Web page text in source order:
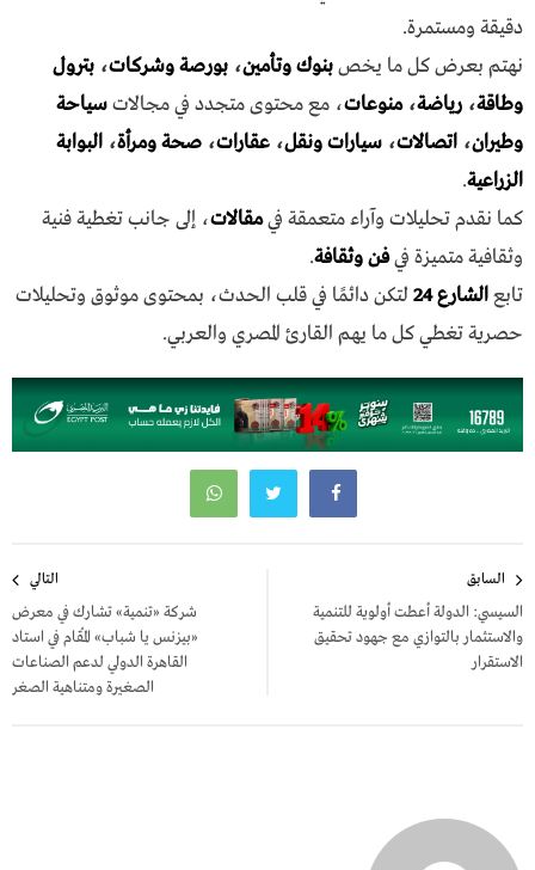
دقيقة ومستمرة.
نهتم بعرض كل ما يخصبنوك وتأمين، بورصة وشركات، بترول
وطاقة، رياضة،منوعات، مع محتوى متجدد في مجالاتسياحة
وطيران، اتصالات، سيارات ونقل، عقارات، صحة ومرأة، البوابة
الزراعية.
كما نقدم تحليلات وآراء متعمقة فيمقالات، إلى جانب تغطية فنية
وثقافية متميزة فيفن وثقافة.
تابعالشارع 24
لتكن دائمًا في قلب الحدث، بمحتوى موثوق وتحليلات
حصرية تغطي كل ما يهم القارئ المصري والعربي.
المقالات
السابق
السيسي: الدولة أعطت أولوية للتنمية
والاستثمار بالتوازي مع جهود تحقيق
الاستقرار
التالي
شركة «تنمية» تشارك في معرض
«بيزنس يا شباب» المُقام في استاد
القاهرة الدولي لدعم الصناعات
الصغيرة ومتناهية الصغر